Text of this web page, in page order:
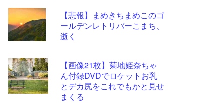
【悲報】まめきちまめこのゴ
ールデンレトリバーこまち、
逝く
【画像21枚】菊地姫奈ちゃ
ん付録DVDでロケットお乳
とデカ尻をこれでもかと見せ
まくる